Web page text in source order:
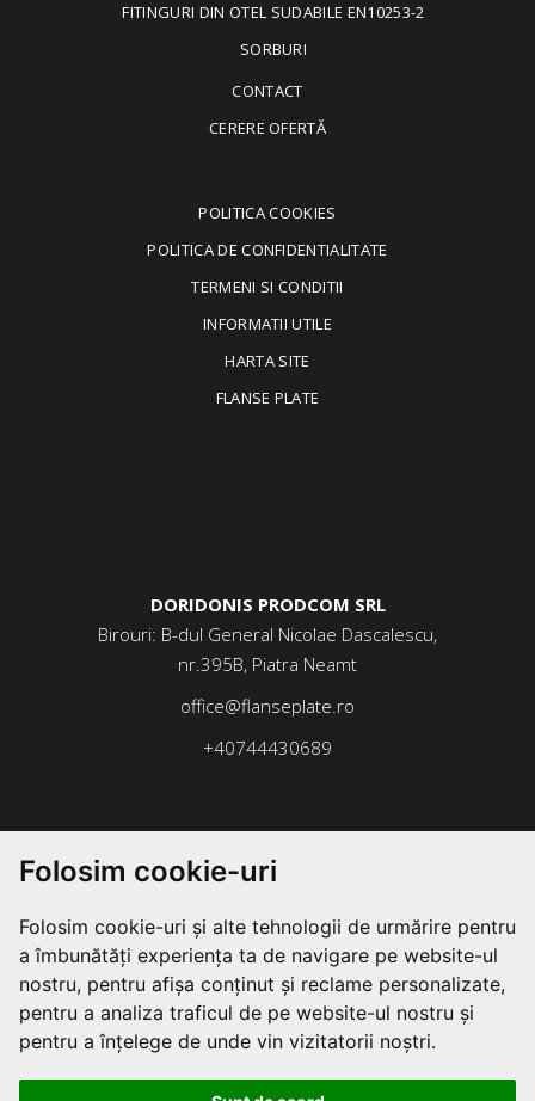
Folosim cookie-uri
Folosim cookie-uri și alte tehnologii de urmărire pentru
a îmbunătăți experiența ta de navigare pe website-ul
nostru, pentru afișa conținut și reclame personalizate,
pentru a analiza traficul de pe website-ul nostru și
pentru a înțelege de unde vin vizitatorii noștri.
FITINGURI DIN OTEL SUDABILE EN10253-2
SORBURI
CONTACT
CERERE OFERTĂ
POLITICA COOKIES
POLITICA DE CONFIDENTIALITATE
TERMENI SI CONDITII
INFORMATII UTILE
HARTA SITE
FLANSE PLATE
DORIDONIS PRODCOM SRL
Birouri: B-dul General Nicolae Dascalescu,
nr.395B, Piatra Neamt
office@flanseplate.ro
+40744430689